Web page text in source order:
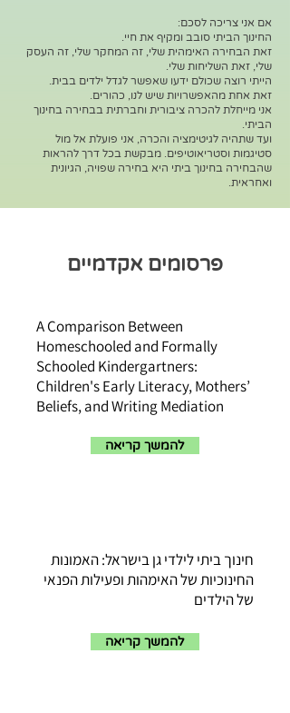
אם אני צריכה לסכם:
החינוך הביתי סובב ומקיף את חיי.
זאת הבחירה האימהית שלי, זה המחקר שלי, זה העסק
שלי, זאת השליחות שלי.
הייתי רוצה שכולם ידעו שאפשר לגדל ילדים בבית.
זאת אחת מהאפשרויות שיש לנו, כהורים.
אני מייחלת להכרה ציבורית וחברתית בבחירה בחינוך
הביתי.
ועד שתהיה לגיטימציה והכרה, אני פועלת אל מול
סטיגמות וסטריאוטיפים. מבקשת בכל דרך להראות
שהבחירה בחינוך ביתי היא בחירה שפויה, הגיונית
ואחראית.
פרסומים אקדמיים
A Comparison Between
Homeschooled and Formally
Schooled Kindergartners:
Children's Early Literacy, Mothers’
Beliefs, and Writing Mediation
להמשך קריאה
חינוך ביתי לילדי גן בישראל: האמונות
החינוכיות של האימהות ופעילות הפנאי
של הילדים
להמשך קריאה